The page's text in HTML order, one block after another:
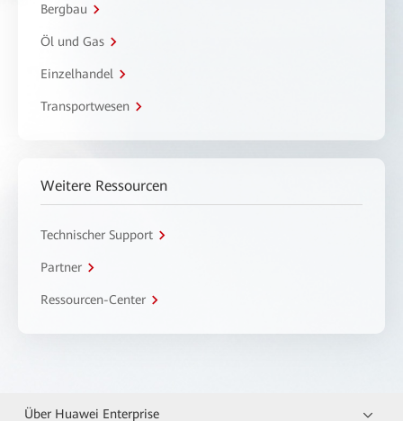
Bergbau
Öl und Gas
Einzelhandel
Transportwesen
Weitere Ressourcen
Technischer Support
Partner
Ressourcen-Center
Über Huawei Enterprise